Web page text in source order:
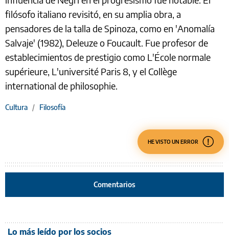
filósofo italiano revisitó, en su amplia obra, a
pensadores de la talla de Spinoza, como en 'Anomalía
Salvaje' (1982), Deleuze o Foucault. Fue profesor de
establecimientos de prestigio como L'École normale
supérieure, L'université Paris 8, y el Collège
international de philosophie.
Cultura / Filosofía
HE VISTO UN ERROR
Comentarios
Lo más leído por los socios